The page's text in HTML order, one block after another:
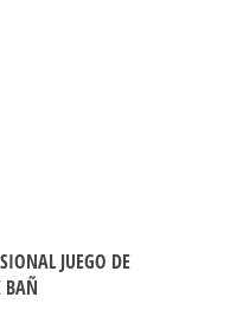
JUEGO DE
BAÑ